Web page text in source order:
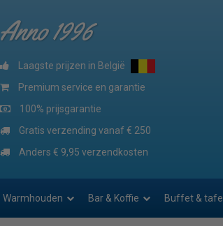
Anno 1996
Laagste prijzen in België
Premium service en garantie
100% prijsgarantie
Gratis verzending vanaf € 250
Anders € 9,95 verzendkosten
Warmhouden Bar & Koffie Buffet & tafel